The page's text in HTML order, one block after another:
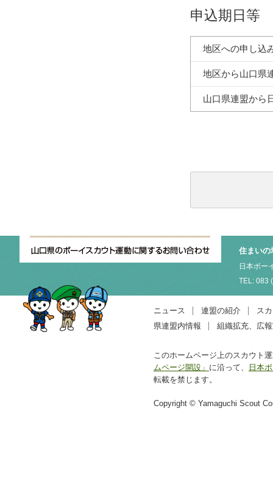
申込期日等
地区への申し込
地区から山口県
山口県連盟から
住まいの
日本ボー
TEL: 083
ニュース 連盟の紹介
ス
県連盟内情報
組織拡充、広
このホームページ上のスカウト
ムページ開設」 に沿って、
日本
転載を禁じます。
Copyright © Yamaguchi Scout